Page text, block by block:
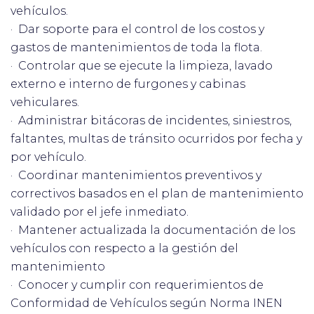
vehículos.
· Dar soporte para el control de los costos y
gastos de mantenimientos de toda la flota.
· Controlar que se ejecute la limpieza, lavado
externo e interno de furgones y cabinas
vehiculares.
· Administrar bitácoras de incidentes, siniestros,
faltantes, multas de tránsito ocurridos por fecha y
por vehículo.
· Coordinar mantenimientos preventivos y
correctivos basados en el plan de mantenimiento
validado por el jefe inmediato.
· Mantener actualizada la documentación de los
vehículos con respecto a la gestión del
mantenimiento
· Conocer y cumplir con requerimientos de
Conformidad de Vehículos según Norma INEN